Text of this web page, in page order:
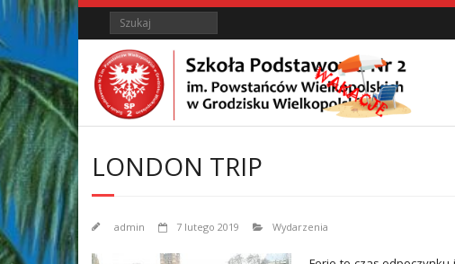
Skip
Content
Skip
content
Search
LONDON TRIP
admin 7 lutego 2019 Wydarzenia